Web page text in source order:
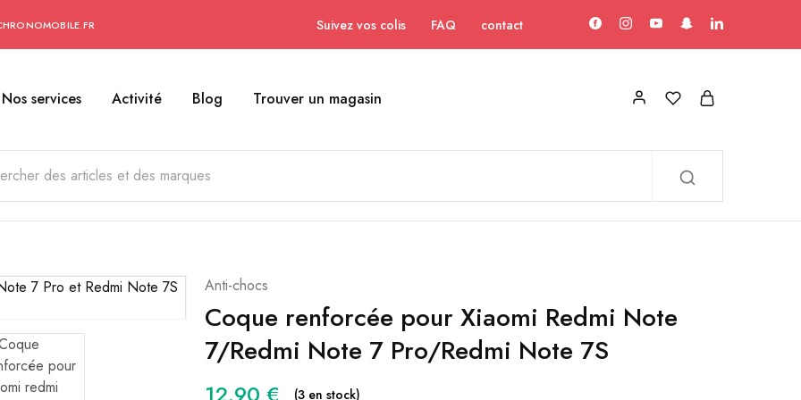
Suivez vos colis FAQ contact
Nos services Activité Blog Trouver un magasin
Anti-chocs
Coque renforcée pour Xiaomi Redmi Note
7/Redmi Note 7 Pro/Redmi Note 7S
(3 en stock)